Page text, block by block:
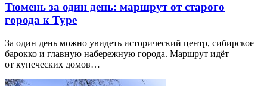
Тюмень за один день: маршрут от старого
города к Туре
За один день можно увидеть исторический центр, сибирское
барокко и главную набережную города. Маршрут идёт
от купеческих домов…